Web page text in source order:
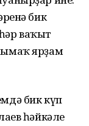
бик
ваҡыт
ярҙам
бик күп
һәйкәле